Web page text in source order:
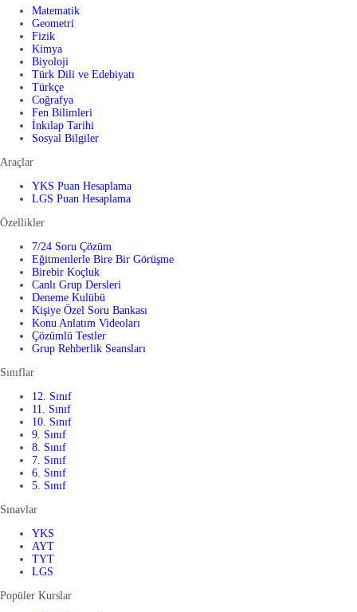
Matematik
Geometri
Fizik
Kimya
Biyoloji
Türk Dili ve Edebiyatı
Türkçe
Coğrafya
Fen Bilimleri
İnkılap Tarihi
Sosyal Bilgiler
Araçlar
YKS Puan Hesaplama
LGS Puan Hesaplama
Özellikler
7/24 Soru Çözüm
Eğitmenlerle Bire Bir Görüşme
Birebir Koçluk
Canlı Grup Dersleri
Deneme Kulübü
Kişiye Özel Soru Bankası
Konu Anlatım Videoları
Çözümlü Testler
Grup Rehberlik Seansları
Sınıflar
12. Sınıf
11. Sınıf
10. Sınıf
9. Sınıf
8. Sınıf
7. Sınıf
6. Sınıf
5. Sınıf
Sınavlar
YKS
AYT
TYT
LGS
Popüler Kurslar